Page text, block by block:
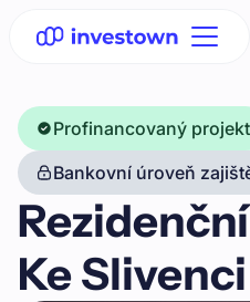
Profinancovaný projekt
Bankovní úroveň
Ke